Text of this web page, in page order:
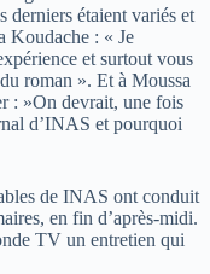
derniers étaient variés et
Koudache : « Je
et surtout vous
roman ». Et à Moussa
: »On devrait, une fois
d’INAS et pourquoi
de INAS ont conduit
en fin d’après-midi.
TV un entretien qui